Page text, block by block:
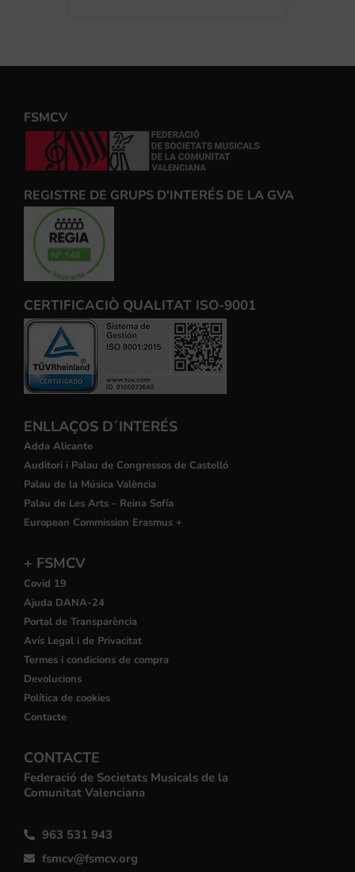
FSMCV
REGISTRE DE GRUPS D'INTERÉS DE LA GVA
CERTIFICACIÒ QUALITAT ISO-9001
ENLLAÇOS D´INTERÉS
Adda Alicante
Auditori i Palau de Congressos de Castelló
Palau de la Música València
Palau de Les Arts - Reina Sofía
European Commission Erasmus +
+ FSMCV
Covid 19
Ajuda DANA-24
Portal de Transparència
Avís Legal i de Privacitat
Termes i condicions de compra
Devolucions
Política de cookies
Contacte
CONTACTE
Federació de Societats Musicals de la
Comunitat Valenciana
963 531 943
fsmcv@fsmcv.org